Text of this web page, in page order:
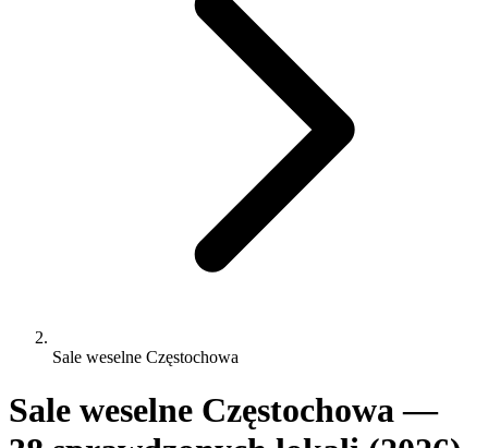
Sale weselne Częstochowa
Sale weselne Częstochowa —